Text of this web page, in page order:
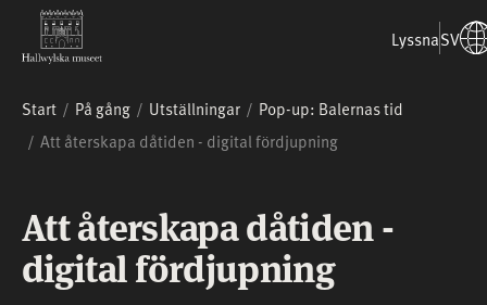
LyssnaSV
Start På gång Utställningar
Pop-up: Balernas tid
Att återskapa dåtiden - digital fördjupning
Att återskapa dåtiden -
digital fördjupning